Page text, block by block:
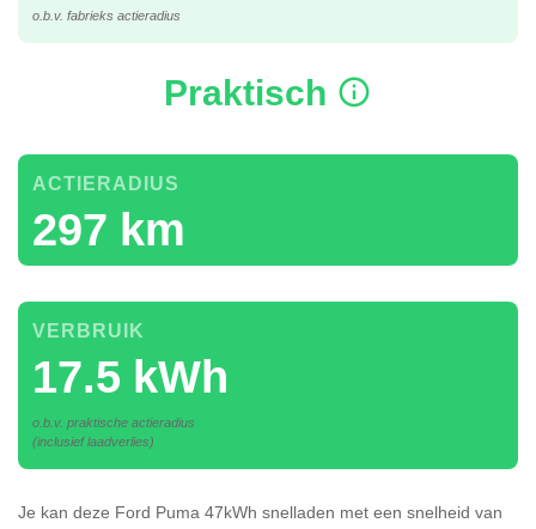
o.b.v. fabrieks actieradius
Praktisch
297 km
ACTIERADIUS
17.5 kWh
VERBRUIK
o.b.v. praktische actieradius
(inclusief laadverlies)
Je kan deze Ford Puma 47kWh snelladen met een snelheid van